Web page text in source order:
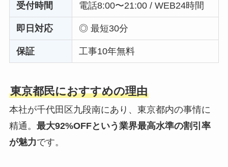
受付時間 電話8:00〜21:00 / WEB24時間
即日対応 ◎ 最短30分
保証 工事10年無料
東京都民におすすめの理由
本社が千代田区九段南にあり、東京都内の事情に
精通。 最大92%OFFという業界最高水準の割引率
が魅力です。